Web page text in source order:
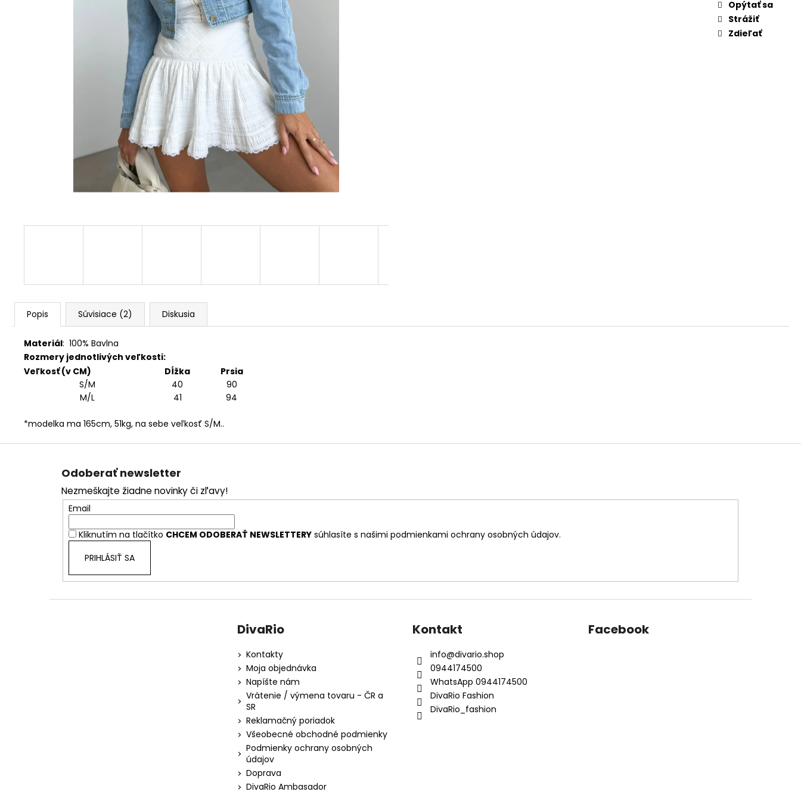
Opýtať sa
Strážiť
Zdieľať
Popis Súvisiace (2) Diskusia
Materiál: 100% Bavlna
Rozmery jednotlivých veľkosti:
Veľkosť (v CM)
Dĺžka
Prsia
S/M
40
90
M/L
41 94
*modelka ma 165cm, 51kg, na sebe veľkosť S/M..
Z
Odoberať newsletter
Nezmeškajte žiadne novinky či zľavy!
Email
Kliknutím na tlačítko CHCEM ODOBERAŤ NEWSLETTERYsúhlasíte s našimi podmienkami ochrany osobných údajov.
PRIHLÁSIŤ SA
DivaRio
Kontakty
Moja objednávka
Napíšte nám
Vrátenie / výmena tovaru - ČR a
SR
Reklamačný poriadok
Všeobecné obchodné podmienky
Podmienky ochrany osobných
údajov
Doprava
DivaRio Ambasador
Kontakt
info@divario.shop
0944174500
WhatsApp 0944174500
DivaRio Fashion
DivaRio_fashion
Facebook